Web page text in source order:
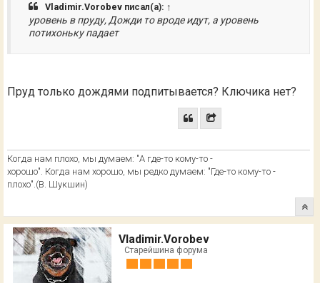
Vladimir.Vorobev писал(а): ↑
уровень в пруду, Дожди то вроде идут, а уровень
потихоньку падает
Пруд только дождями подпитывается? Ключика нет?
Когда нам плохо, мы думаем: "А где-то кому-то -
хорошо". Когда нам хорошо, мы редко думаем: "Где-то кому-то -
плохо".(В. Шукшин)
Vladimir.Vorobev
Старейшина форума